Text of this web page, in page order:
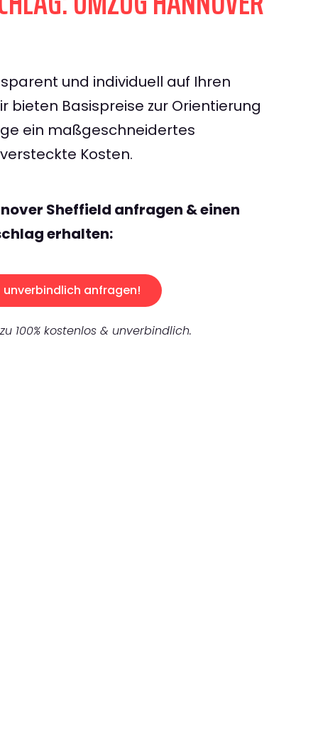
und individuell auf Ihren
bieten Basispreise zur Orientierung
ein maßgeschneidertes
Kosten.
Sheffield anfragen & einen
erhalten:
unverbindlich anfragen!
100% kostenlos & unverbindlich.